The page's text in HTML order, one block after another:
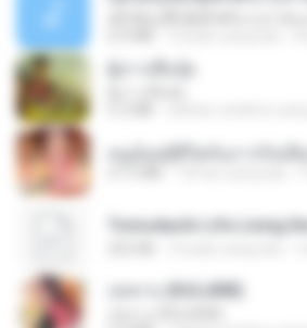
หนูน้อยสู้ชีวิตกับภารกิจเลี้
กุหลาบ (KULARB)